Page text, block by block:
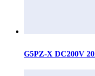
G5PZ-X DC200V